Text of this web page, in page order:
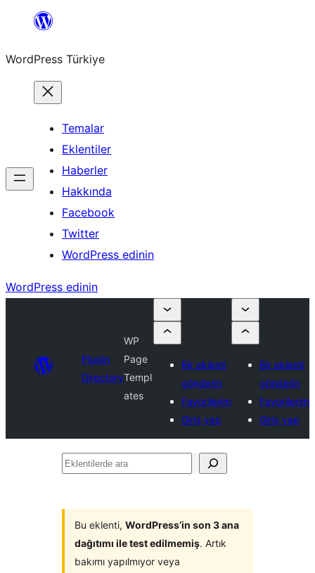
İçeriğe
WordPress Türkiye
Temalar
Eklentiler
Haberler
Hakkında
Facebook
Twitter
WordPress edinin
WordPress edinin
Plugin
Directory
WP
Page
Templ
ates
Bir eklenti
gönderin
Favorilerim
Giriş yap
Bir eklenti
gönderin
Favorilerim
Giriş yap
Eklentilerde
Bu eklenti, WordPress’in son 3 ana
dağıtımı ile test edilmemiş. Artık
bakımı yapılmıyor veya